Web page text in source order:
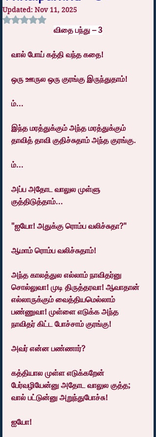
Updated: Nov 11, 2025
Rated NaN out of 5 stars.
விதை பந்து – 3
வால் போய் கத்தி வந்த கதை!
ஒரு ஊருல ஒரு குரங்கு இருந்துதாம்!
ம்...
இந்த மரத்துக்கும் அந்த மரத்துக்கும்
தாவித் தாவி குதிச்சுதாம் அந்த குரங்கு.
ம்...
அப்ப அதோட வாலுல முள்ளு
குத்திடுத்தாம்...
"ஐயோ! அதுக்கு ரொம்ப வலிச்சுதா?"
ஆமாம் ரொம்ப வலிச்சுதாம்!
அந்த காலத்துல எல்லாம் நாவிதர்னு
சொல்லுவா! முடி திருத்தரவா! ஆவாதான்
எல்லாருக்கும் வைத்தியமெல்லாம்
பண்ணுவா! முள்ளை எடுக்க அந்த
நாவிதர் கிட்ட போச்சாம் குரங்கு!
அவர் என்ன பண்ணார்?
கத்தியால முள்ள எடுக்கறேன்
பேர்வழியேன்னு அதோட வாலுல குத்த;
வால் பட்டுன்னு அறுந்துபோச்சு!
ஐயோ!